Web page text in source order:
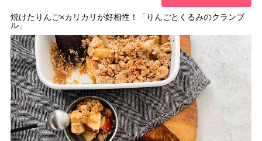
焼けたりんご×カリカリが好相性！「りんごとくるみのクランブ
ル」